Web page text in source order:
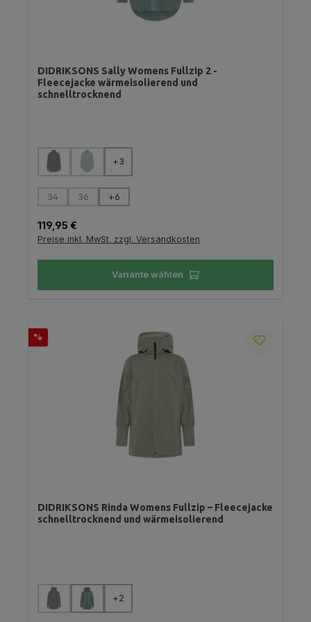
DIDRIKSONS Sally Womens Fullzip 2 -
Fleecejacke wärmeisolierend und
schnelltrocknend
Farbe auswählen
(Diese Option ist zurzeit nicht verfügbar.)
(Diese Option ist zurzeit nicht verfügbar.)
+3
Größe auswählen
34
(Diese Option ist zurzeit nicht verfügbar.)
36
(Diese Option ist zurzeit nicht verfügbar.)
+6
Regulärer Preis:
119,95 €
Preise inkl. MwSt. zzgl. Versandkosten
Variante wählen
Rabatt
%
DIDRIKSONS Rinda Womens Fullzip – Fleecejacke
schnelltrocknend und wärmeisolierend
Farbe auswählen
(Diese Option ist zurzeit nicht verfügbar.)
+2